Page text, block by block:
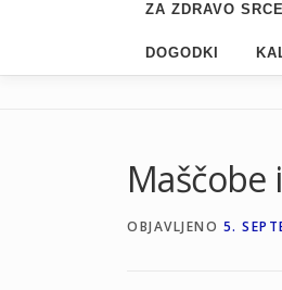
ZA ZDRAVO SRCE
DOGODKI
Maščobe
OBJAVLJENO 5.